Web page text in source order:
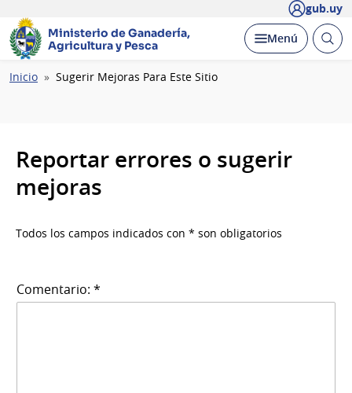
gub.uy
Ministerio de Ganadería,
Agricultura y Pesca
Desplegar
Menú Abrir
Ruta
Inicio Sugerir Mejoras Para Este Sitio
Reportar errores o sugerir
mejoras
Todos los campos indicados con * son obligatorios
Comentario: *